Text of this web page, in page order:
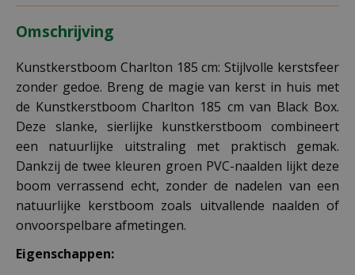
Omschrijving
Kunstkerstboom Charlton 185 cm: Stijlvolle kerstsfeer
zonder gedoe. Breng de magie van kerst in huis met
de Kunstkerstboom Charlton 185 cm van Black Box.
Deze slanke, sierlijke kunstkerstboom combineert
een natuurlijke uitstraling met praktisch gemak.
Dankzij de twee kleuren groen PVC-naalden lijkt deze
boom verrassend echt, zonder de nadelen van een
natuurlijke kerstboom zoals uitvallende naalden of
onvoorspelbare afmetingen.
Eigenschappen: